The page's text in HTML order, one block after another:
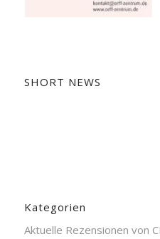
SHORT NEWS
Kategorien
Aktuelle Rezensionen von